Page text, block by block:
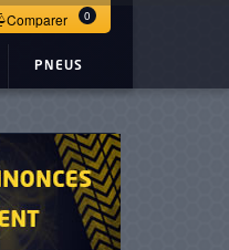
Comparer 0
PNEUS